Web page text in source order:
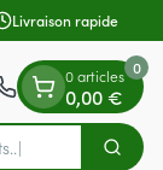
Livraison rapide
0 articles
0,00 €
0